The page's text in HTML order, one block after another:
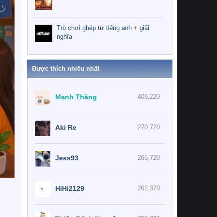
Trò chơi ghép từ tiếng anh + giải
nghĩa
Được thích nhiều nhất
408,220
Mạnh Thăng
270,720
Aki Re
265,720
Jess93
262,370
HiHi2129